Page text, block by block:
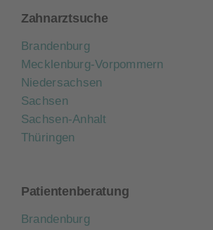
Zahnarztsuche
Brandenburg
Mecklenburg-Vorpommern
Niedersachsen
Sachsen
Sachsen-Anhalt
Thüringen
Patientenberatung
Brandenburg